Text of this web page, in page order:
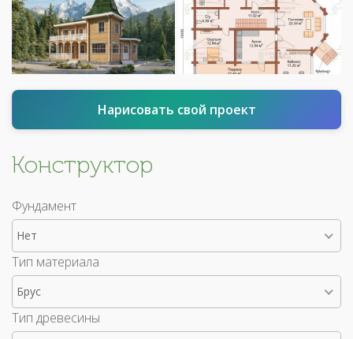
Нарисовать свой проект
Конструктор
Фундамент
Нет
Тип материала
Брус
Тип древесины